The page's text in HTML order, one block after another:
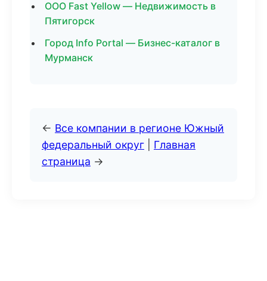
ООО Fast Yellow — Недвижимость в
Пятигорск
Город Info Portal — Бизнес-каталог в
Мурманск
← Все компании в регионе Южный
федеральный округ
Главная
страница →